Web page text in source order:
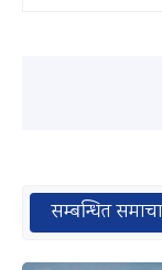
सम्बन्धित